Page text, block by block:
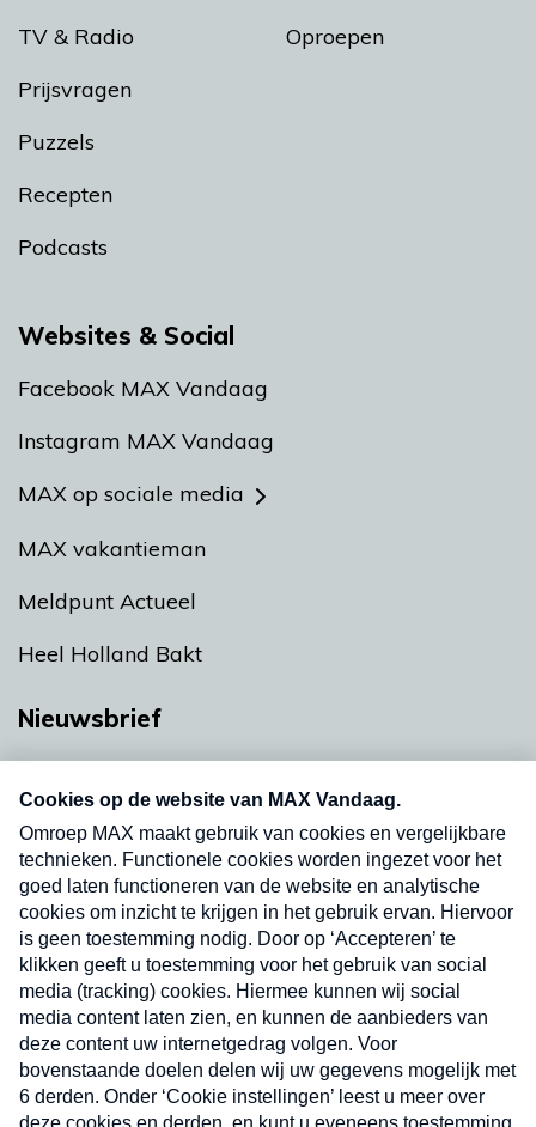
TV & Radio
Prijsvragen
Puzzels
Recepten
Podcasts
Oproepen
Websites & Social
Facebook MAX Vandaag
Instagram MAX Vandaag
MAX op sociale media
MAX vakantieman
Meldpunt Actueel
Heel Holland Bakt
Nieuwsbrief
nieuwsbrief. Elke vrijdag- en dinsdagochtend in
uw mailbox.
Verzend
Nieuwsbrief